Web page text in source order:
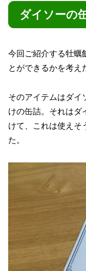
ダイソーの
今回ご紹介する牡蠣
とができるかを考え
そのアイテムはダイ
けの缶詰。それはダ
けて、これは使えそ
た。